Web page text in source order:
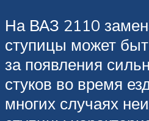
На ВАЗ 2110
ступицы может
за появления
стуков во время
многих случаях